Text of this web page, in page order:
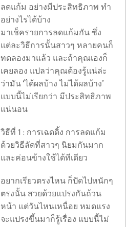
ลดแก้ม อย่างมีประสิทธิภาพ ทำ
อย่างไรได้บ้าง
มาเช็ครายการลดแก้มกัน ซึ่ง
แต่ละวิธีการนั้นสาวๆ หลายคนก็
ทดลองมาแล้ว และถ้าคุณเองก็
เคยลอง แปลว่าคุณต้องรู้แน่ล่ะ
ว่ามัน ‘ได้ผลบ้าง ไม่ได้ผลบ้าง’
แบบนี้ไม่เรียกว่า มีประสิทธิภาพ
แน่นอน
วิธีที่ 1 : การเฉดดิ้ง การลดแก้ม
ด้วยวิธีลัดที่สาวๆ นิยมกันมาก
และค่อนข้างใช้ได้ทีเดียว
อยากเรียวตรงไหน ก็ปัดไปหนักๆ
ตรงนั้น สวยด้วยแปรงกันถ้วน
หน้า แต่วันไหนเหนื่อย หมดแรง
จะแปรงขึ้นมาก็รู้เรื่อง แบบนี้ไม่